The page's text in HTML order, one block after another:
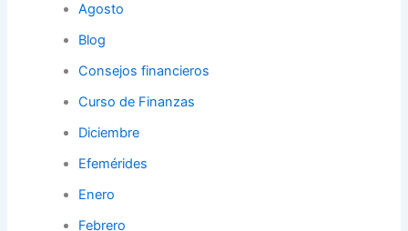
Agosto
Blog
Consejos financieros
Curso de Finanzas
Diciembre
Efemérides
Enero
Febrero